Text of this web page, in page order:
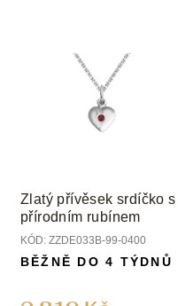
Zlatý přívěsek srdíčko s
přírodním rubínem
KÓD: ZZDE033B-99-0400
BĚŽNĚ DO 4 TÝDNŮ